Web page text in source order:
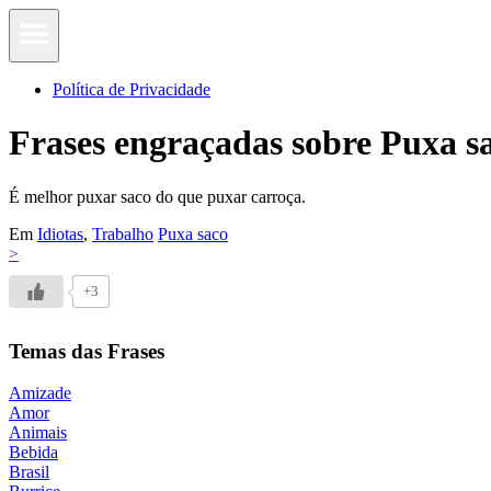
Política de Privacidade
Frases engraçadas sobre Puxa
É melhor puxar saco do que puxar carroça.
Em Idiotas, Trabalho Puxa saco
>
+3
Temas das Frases
Amizade
Amor
Animais
Bebida
Brasil